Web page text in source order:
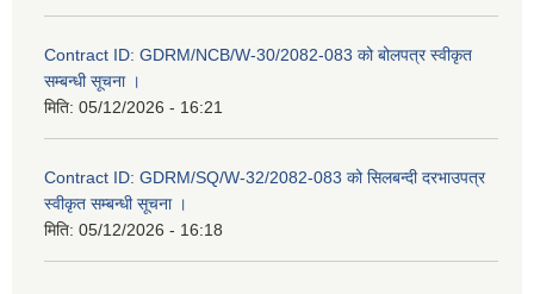
Contract ID: GDRM/NCB/W-30/2082-083 को बोलपत्र स्वीकृत
सम्बन्धी सूचना ।
मिति: 05/12/2026 - 16:21
Contract ID: GDRM/SQ/W-32/2082-083 को सिलबन्दी दरभाउपत्र
स्वीकृत सम्बन्धी सूचना ।
मिति: 05/12/2026 - 16:18